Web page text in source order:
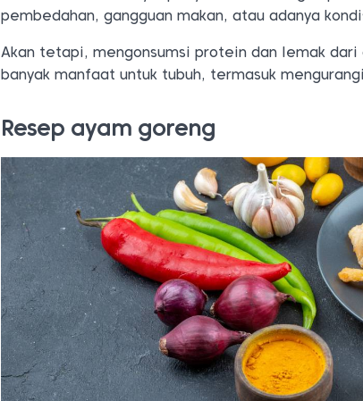
pembedahan, gangguan makan, atau adanya
Akan tetapi, mengonsumsi protein dan lemak
banyak manfaat untuk tubuh, termasuk
Resep ayam goreng